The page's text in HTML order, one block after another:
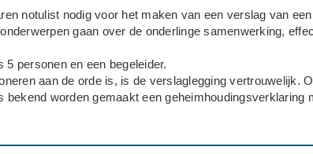
notulist nodig voor het maken van een verslag van
gaan over de onderlinge samenwerking,
personen en een begeleider.
aan de orde is, is de verslaglegging vertrouwelijk.
bekend worden gemaakt een geheimhoudingsverklaring